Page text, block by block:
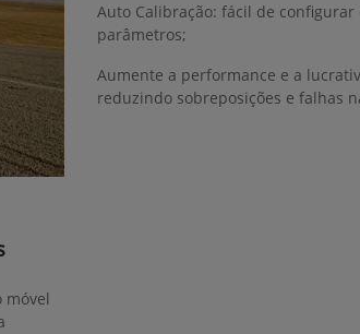
Auto Calibração: fácil de
parâmetros;
Aumente a performance e a
reduzindo sobreposições e falhas
móvel